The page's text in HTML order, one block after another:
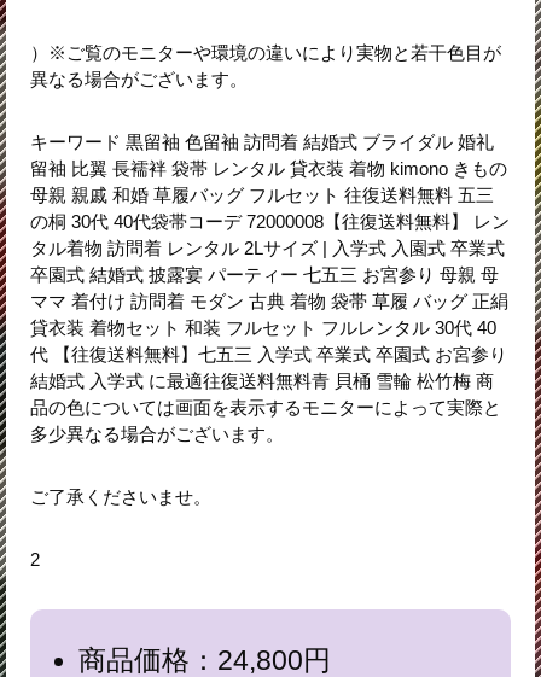
）※ご覧のモニターや環境の違いにより実物と若干色目が
異なる場合がございます。
キーワード 黒留袖 色留袖 訪問着 結婚式 ブライダル 婚礼
留袖 比翼 長襦袢 袋帯 レンタル 貸衣装 着物 kimono きもの
母親 親戚 和婚 草履バッグ フルセット 往復送料無料 五三
の桐 30代 40代袋帯コーデ 72000008【往復送料無料】 レン
タル着物 訪問着 レンタル 2Lサイズ | 入学式 入園式 卒業式
卒園式 結婚式 披露宴 パーティー 七五三 お宮参り 母親 母
ママ 着付け 訪問着 モダン 古典 着物 袋帯 草履 バッグ 正絹
貸衣装 着物セット 和装 フルセット フルレンタル 30代 40
代 【往復送料無料】七五三 入学式 卒業式 卒園式 お宮参り
結婚式 入学式 に最適往復送料無料青 貝桶 雪輪 松竹梅 商
品の色については画面を表示するモニターによって実際と
多少異なる場合がございます。
ご了承くださいませ。
2
商品価格：24,800円